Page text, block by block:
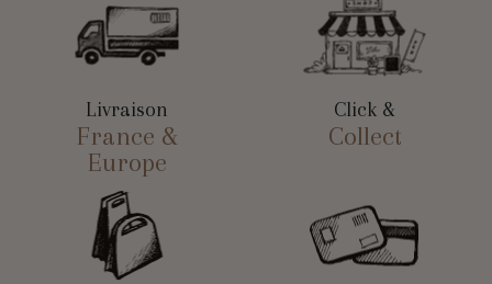
Livraison
France &
Europe
Click &
Collect